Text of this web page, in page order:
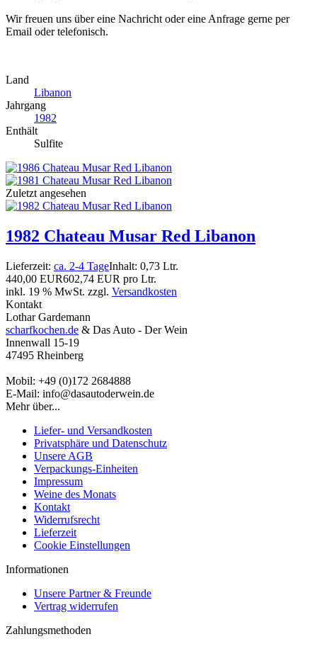
Wir freuen uns über eine Nachricht oder eine Anfrage gerne per
Email oder telefonisch.
Land
Libanon
Jahrgang
1982
Enthält
Sulfite
Zuletzt angesehen
1982 Chateau Musar Red Libanon
Lieferzeit: ca. 2-4 TageInhalt: 0,73 Ltr.
440,00 EUR602,74 EUR pro Ltr.
inkl. 19 % MwSt. zzgl. Versandkosten
Kontakt
Lothar Gardemann
scharfkochen.de & Das Auto - Der Wein
Innenwall 15-19
47495 Rheinberg
Mobil: +49 (0)172 2684888
E-Mail: info@dasautoderwein.de
Mehr über...
Liefer- und Versandkosten
Privatsphäre und Datenschutz
Unsere AGB
Verpackungs-Einheiten
Impressum
Weine des Monats
Kontakt
Widerrufsrecht
Lieferzeit
Cookie Einstellungen
Informationen
Unsere Partner & Freunde
Vertrag widerrufen
Zahlungsmethoden